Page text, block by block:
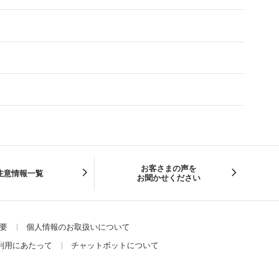
意情報一覧
お客さまの声を
お聞かせください
個人情報のお取扱いについて
用にあたって チャットボットについて